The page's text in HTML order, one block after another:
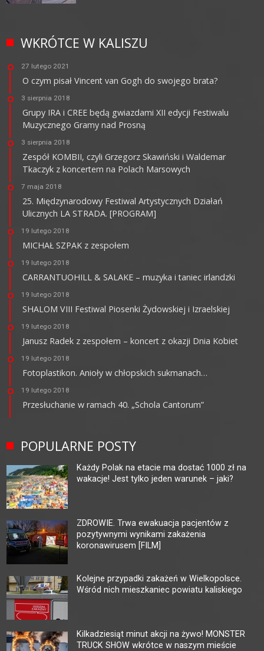
WKRÓTCE W KALISZU
27 lutego 2021
O czym pisał Vincent van Gogh do swojego brata?
3 sierpnia 2018
Grupy IRA i CREE będą gwiazdami XII edycji Festiwalu
Muzycznego Gramy nad Prosną
3 sierpnia 2018
Zespół KOMBII, czyli Grzegorz Skawiński i Waldemar
Tkaczyk z koncertem na Polach Marsowych
7 maja 2018
25. Międzynarodowy Festiwal Artystycznych Działań
Ulicznych LA STRADA. [PROGRAM]
19 lutego 2018
MICHAŁ SZPAK z zespołem
19 lutego 2018
CARRANTUOHILL & SALAKE – muzyka i taniec irlandzki
19 lutego 2018
SHALOM VIII Festiwal Piosenki Żydowskiej i Izraelskiej
19 lutego 2018
Janusz Radek z zespołem – koncert z okazji Dnia Kobiet
19 lutego 2018
Fotoplastikon. Anioły w chłopskich sukmanach…
19 lutego 2018
Przesłuchanie w ramach 40. „Schola Cantorum”
POPULARNE POSTY
Każdy Polak na etacie ma dostać 1000 zł na
wakacje! Jest tylko jeden warunek – jaki?
ZDROWIE. Trwa ewakuacja pacjentów z
pozytywnymi wynikami zakażenia
koronawirusem [FILM]
Kolejne przypadki zakażeń w Wielkopolsce.
Wśród nich mieszkaniec powiatu kaliskiego
Kilkadziesiąt minut akcji na żywo! MONSTER
TRUCK SHOW wkrótce w naszym mieście